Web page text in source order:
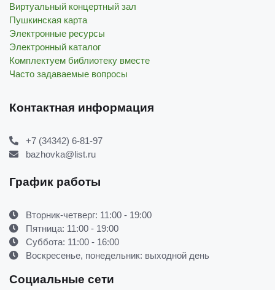
Виртуальный концертный зал
Пушкинская карта
Электронные ресурсы
Электронный каталог
Комплектуем библиотеку вместе
Часто задаваемые вопросы
Контактная информация
+7 (34342) 6-81-97
bazhovka@list.ru
График работы
Вторник-четверг: 11:00 - 19:00
Пятница: 11:00 - 19:00
Суббота: 11:00 - 16:00
Воскресенье, понедельник: выходной день
Социальные сети